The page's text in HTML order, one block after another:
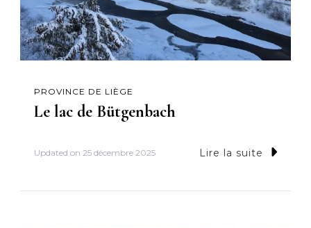
PROVINCE DE LIÈGE
Le lac de Bütgenbach
Updated on 25 décembre 2025 Lire la suite